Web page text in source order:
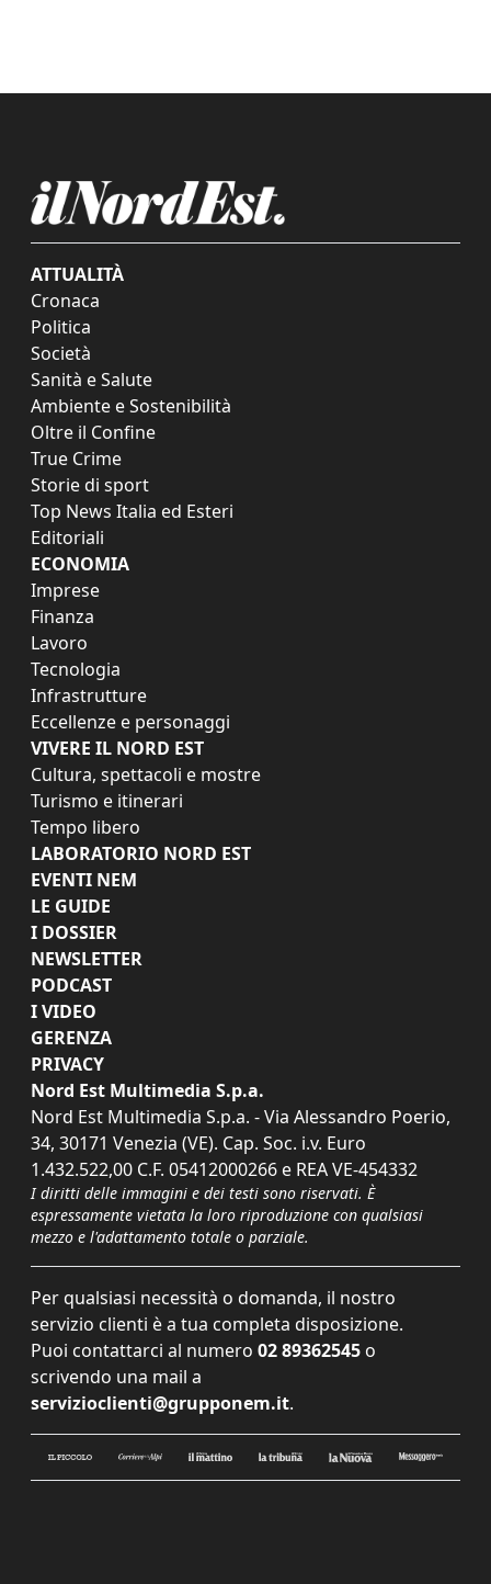
ATTUALITÀ
Cronaca
Politica
Società
Sanità e Salute
Ambiente e Sostenibilità
Oltre il Confine
True Crime
Storie di sport
Top News Italia ed Esteri
Editoriali
ECONOMIA
Imprese
Finanza
Lavoro
Tecnologia
Infrastrutture
Eccellenze e personaggi
VIVERE IL NORD EST
Cultura, spettacoli e mostre
Turismo e itinerari
Tempo libero
LABORATORIO NORD EST
EVENTI NEM
LE GUIDE
I DOSSIER
NEWSLETTER
PODCAST
I VIDEO
GERENZA
PRIVACY
Nord Est Multimedia S.p.a.
Nord Est Multimedia S.p.a. - Via Alessandro Poerio,
34, 30171 Venezia (VE). Cap. Soc. i.v. Euro
1.432.522,00 C.F. 05412000266 e REA VE-454332
I diritti delle immagini e dei testi sono riservati. È
espressamente vietata la loro riproduzione con qualsiasi
mezzo e l'adattamento totale o parziale.
Per qualsiasi necessità o domanda, il nostro
servizio clienti è a tua completa disposizione.
Puoi contattarci al numero 02 89362545 o
scrivendo una mail a
servizioclienti@grupponem.it.